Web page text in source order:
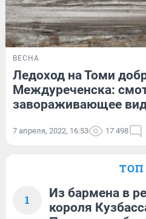
ВЕСНА
Ледоход на Томи
Междуреченска:
завораживающее
7 апреля, 2022, 16:53 17 498
ТОП
1
Из бармена в
короля